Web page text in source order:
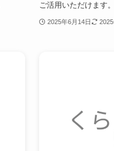
ご活用いただけます
2025年6月14日